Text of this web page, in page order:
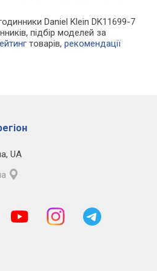
Daniel Klein DK11699-7
підбір моделей за
товарів,рекомендації
, UA